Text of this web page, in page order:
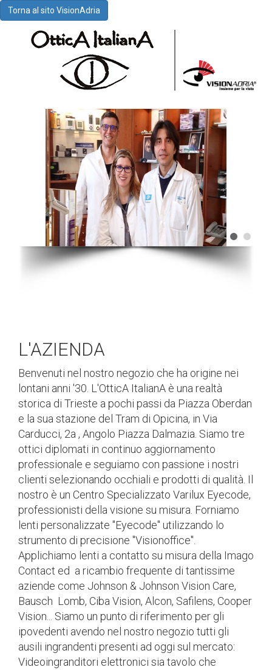
Torna al sito VisionAdria
L'AZIENDA
Benvenuti nel nostro negozio che ha origine nei
lontani anni '30. L'OtticA ItalianA è una realtà
storica di Trieste a pochi passi da Piazza Oberdan
e la sua stazione del Tram di Opicina, in Via
Carducci, 2a , Angolo Piazza Dalmazia. Siamo tre
ottici diplomati in continuo aggiornamento
professionale e seguiamo con passione i nostri
clienti selezionando occhiali e prodotti di qualità. Il
nostro è un Centro Specializzato Varilux Eyecode,
professionisti della visione su misura. Forniamo
lenti personalizzate "Eyecode" utilizzando lo
strumento di precisione "Visionoffice".
Applichiamo lenti a contatto su misura della Imago
Contact ed a ricambio frequente di tantissime
aziende come Johnson & Johnson Vision Care,
Bausch Lomb, Ciba Vision, Alcon, Safilens, Cooper
Vision... Siamo un punto di riferimento per gli
ipovedenti avendo nel nostro negozio tutti gli
ausili ingrandenti presenti ad oggi sul mercato:
Videoingranditori elettronici sia tavolo che